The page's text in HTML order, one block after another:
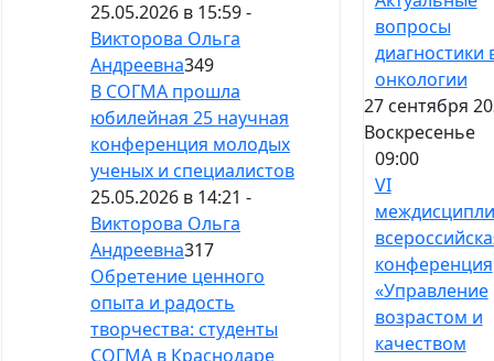
25.05.2026 в 15:59 -
Викторова Ольга
Андреевна349
В СОГМА прошла
юбилейная 25 научная
конференция молодых
ученых и специалистов
25.05.2026 в 14:21 -
Викторова Ольга
Андреевна317
Обретение ценного
опыта и радость
творчества: студенты
СОГМА в Краснодаре
вопросы
диагностики
онкологии
27 сентября
Воскресенье
09:00
VI
конференция
«Управление
возрастом и
качеством